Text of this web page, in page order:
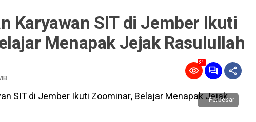
Karyawan SIT di Jember Ikuti
Menapak Jejak Rasulullah
31
Perbesar